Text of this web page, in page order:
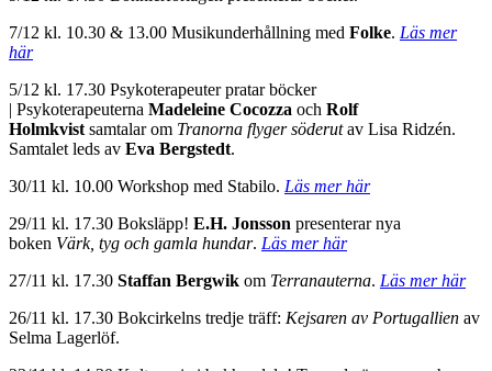
7/12 kl. 10.30 & 13.00 Musikunderhållning med Folke. Läs mer
här
5/12 kl. 17.30 Psykoterapeuter pratar böcker
| Psykoterapeuterna Madeleine Cocozza och Rolf
Holmkvist samtalar om Tranorna flyger söderutav Lisa Ridzén.
Samtalet leds av Eva Bergstedt.
30/11 kl. 10.00 Workshop med Stabilo. Läs mer här
29/11 kl. 17.30 Boksläpp! E.H. Jonsson presenterar nya
boken Värk, tyg och gamla hundar. Läs mer här
27/11 kl. 17.30 Staffan Bergwik om Terranauterna. Läs mer här
26/11 kl. 17.30 Bokcirkelns tredje träff: Kejsaren av Portugallien av
Selma Lagerlöf.